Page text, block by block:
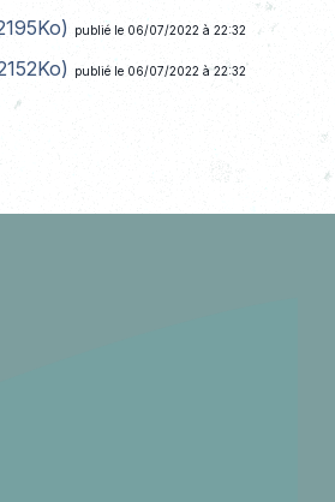
publié le 06/07/2022 à 22:32
publié le 06/07/2022 à 22:32